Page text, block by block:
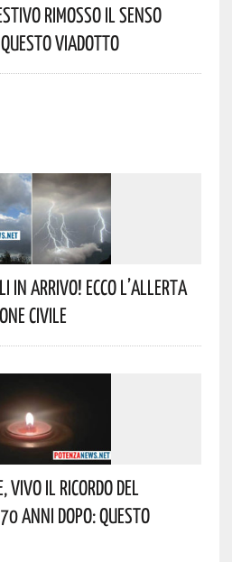
Rimosso Il Senso
Viadotto
In Arrivo! Ecco L’allerta
Civile
Vivo Il Ricordo Del
Anni Dopo: Questo